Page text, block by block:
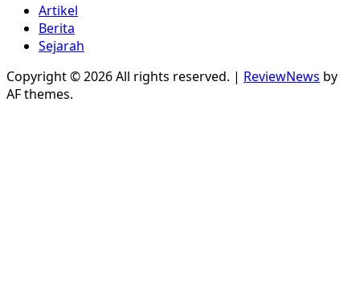
Artikel
Berita
Sejarah
Copyright © 2026 All rights reserved. | ReviewNews by
AF themes.